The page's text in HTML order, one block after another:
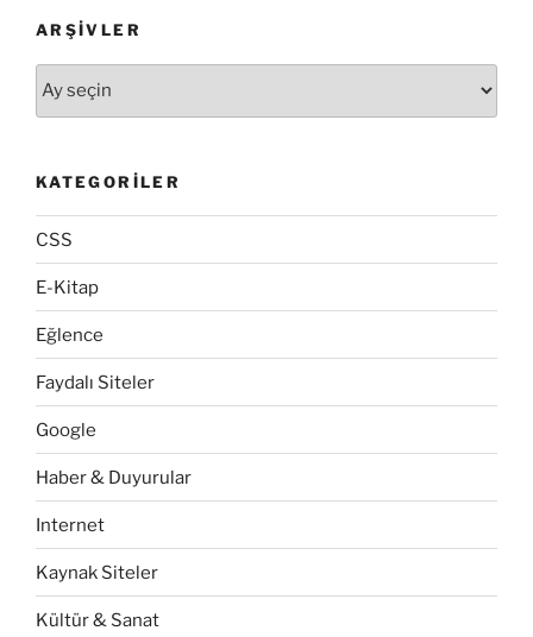
ARŞIVLER
KATEGORILER
CSS
E-Kitap
Eğlence
Faydalı Siteler
Google
Haber & Duyurular
Internet
Kaynak Siteler
Kültür & Sanat